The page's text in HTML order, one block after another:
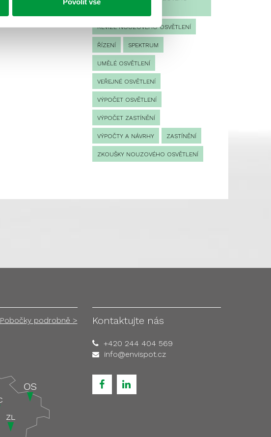
Povolit vše
REVIZE NOUZOVÉHO OSVĚTLENÍ
ŘÍZENÍ SPEKTRUM
UMĚLÉ OSVĚTLENÍ
VEŘEJNÉ OSVĚTLENÍ
VÝPOČET OSVĚTLENÍ
VÝPOČET ZASTÍNĚNÍ
VÝPOČTY A NÁVRHY ZASTÍNĚNÍ
ZKOUŠKY NOUZOVÉHO OSVĚTLENÍ
Pobočky podrobně > Kontaktujte nás
+420 244 404 569
info@envispot.cz